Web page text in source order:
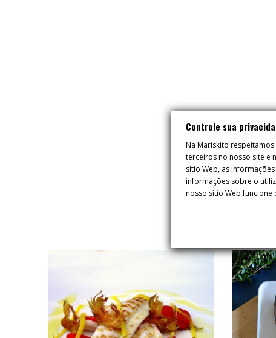
Controle sua
Na Mariskito
terceiros no nosso site e
sítio Web, as
informações sobre o
nosso sítio Web funcione